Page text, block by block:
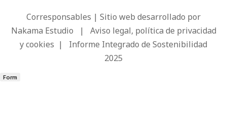
Corresponsables | Sitio web desarrollado por
Nakama Estudio | Aviso legal, política de privacidad
y cookies | Informe Integrado de Sostenibilidad
2025
Form